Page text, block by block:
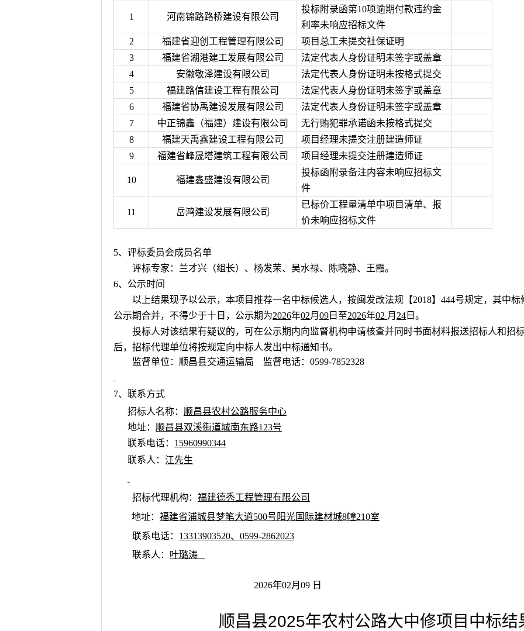
1 河南锦路路桥建设有限公司
投标附录函第10项逾期付款违约金
利率未响应招标文件
2
福建省迎创工程管理有限公司
项目总工未提交社保证明
3
福建省湖港建工发展有限公司
法定代表人身份证明未签字或盖章
4
安徽敬泽建设有限公司
法定代表人身份证明未按格式提交
5
福建路信建设工程有限公司
法定代表人身份证明未签字或盖章
6
福建省协禹建设发展有限公司
法定代表人身份证明未签字或盖章
7
中正锦鑫（福建）建设有限公司
无行贿犯罪承诺函未按格式提交
8
福建天禹鑫建设工程有限公司
项目经理未提交注册建造师证
9
福建省峰晟塔建筑工程有限公司 项目经理未提交注册建造师证
10 福建鑫盛建设有限公司
投标函附录备注内容未响应招标文
件
11 岳鸿建设发展有限公司
已标价工程量清单中项目清单、报
价未响应招标文件
5、评标委员会成员名单
评标专家：兰才兴（组长）、杨发荣、吴水禄、陈晓静、王霞。
6、公示时间
以上结果现予以公示，本项目推荐一名中标候选人，按闽发改法规【2018】444号规定，其中
公示期合并，不得少于十日，公示期为2026年02月 09 日至2026年02 月 24 日。
投标人对该结果有疑议的，可在公示期内向监督机构申请核查并同时书面材料报送招标人和招
后，招标代理单位将按规定向中标人发出中标通知书。
监督单位： 顺昌县交通运输局 监督电话： 0599-7852328
7、联系方式
招标人名称： 顺昌县农村公路服务中心
地址： 顺昌县双溪街道城南东路123号
联系电话： 15960990344
联系人： 江先生
招标代理机构： 福建德秀工程管理有限公司
地址： 福建省浦城县梦笔大道500号阳光国际建材城8幢210室
联系电话： 13313903520、0599-2862023
联系人： 叶璐涛
2026年02月09 日
顺昌县2025年农村公路大中修项目中标结